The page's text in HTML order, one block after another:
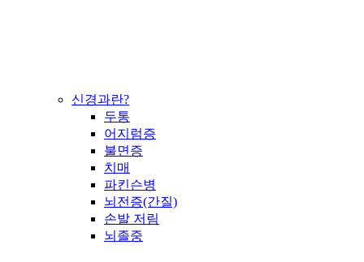
신경과란?
두통
어지럼증
불면증
치매
파킨슨병
뇌전증(간질)
손발 저림
뇌졸중